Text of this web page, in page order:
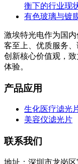
衡下的行业现
有色玻璃与镀
激埃特光电作为国
客至上、优质服务
创新核心价值观，
体验。
产品应用
生化医疗滤光
美容仪滤光片
联系我们
地址：深圳市龙岗